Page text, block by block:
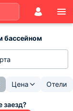
бассейном
Цена Отели